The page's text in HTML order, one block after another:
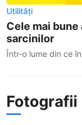
Utilități
Cele mai
sarcinilor
Într-o lume din ce
Fotografii